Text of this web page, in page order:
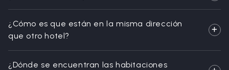
¿Cómo es que están en la misma dirección
que otro hotel?
¿Dónde se encuentran las habitaciones